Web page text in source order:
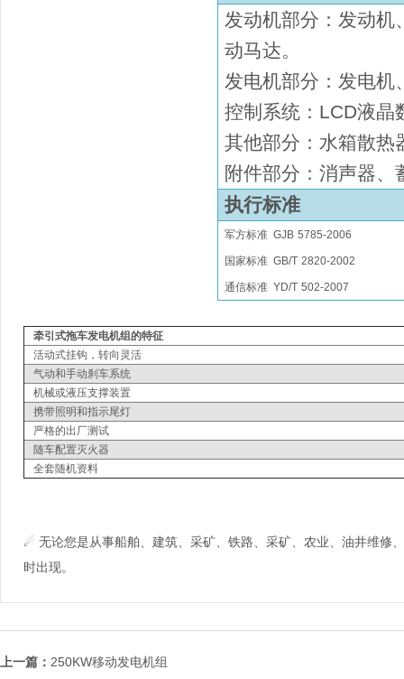
发动机部分：发动机
动马达。
发电机部分：发电机
控制系统： LCD液晶
其他部分：水箱散热
附件部分：消声器、
执行标准
军方标准GJB 5785-2006
国家标准 GB/T 2820-2002
通信标准 YD/T 502-2007
牵引式拖车发电机组的特征
活动式挂钩，转向灵活
气动和手动刹车系统
机械或液压支撑装置
携带照明和指示尾灯
严格的出厂测试
随车配置灭火器
全套随机资料
☄ 无论您是从事船舶、建筑、采矿、铁路、采矿、农业、油井维修
时出现。
上一篇： 250KW移动发电机组